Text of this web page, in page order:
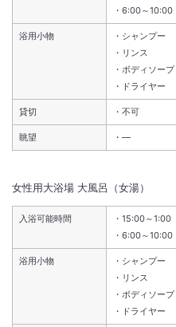
（火）は作業を行いません。
※期間中、時間帯によっては工事
※重要なお知らせです。
6:00～10:00
浴用小物
シャンプー
リンス
ボディソープ
ドライヤー
貸切 不可
眺望 ―
女性用大浴場 大風呂（女湯）
入浴可能時間
15:00～1:00
6:00～10:00
浴用小物
シャンプー
リンス
ボディソープ
ドライヤー